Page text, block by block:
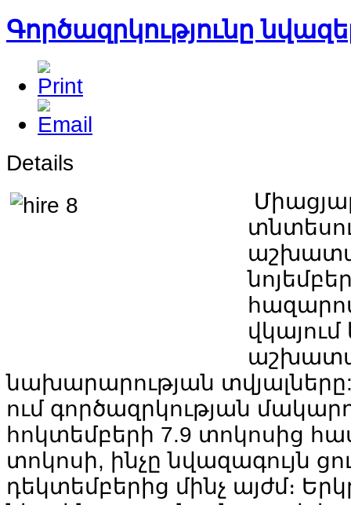
Գործազրկությունը
Details
վկայում
նախարարության տվյալները:
ում գործազրկության
հոկտեմբերի 7.9 տոկոսից
տոկոսի, ինչը նվազագույն
դեկտեմբերից մինչ այժմ։